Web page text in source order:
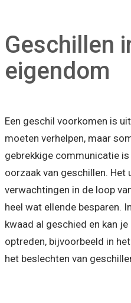
Geschillen
eigendom
Een geschil voorkomen is
moeten verhelpen, maar
gebrekkige communicatie
oorzaak van geschillen. Het
verwachtingen in de loop
heel wat ellende besparen.
kwaad al geschied en kan
optreden, bijvoorbeeld in
het beslechten van